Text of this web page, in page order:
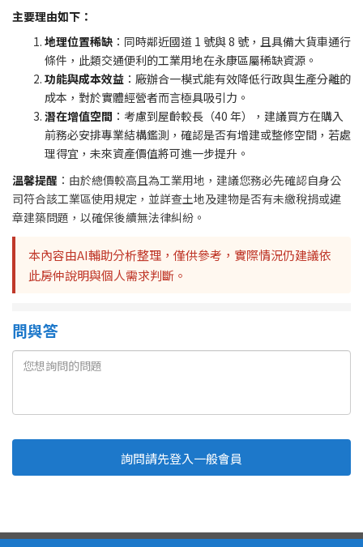
主要理由如下：
地理位置稀缺 ：同時鄰近國道 1 號與 8 號，且具備大貨車通行
條件，此類交通便利的工業用地在永康區屬稀缺資源。
功能與成本效益 ：廠辦合一模式能有效降低行政與生產分離的
成本，對於實體經營者而言極具吸引力。
潛在增值空間 ：考慮到屋齡較長（40 年），建議買方在購入
前務必安排專業結構鑑測，確認是否有增建或整修空間，若處
理得宜，未來資產價值將可進一步提升。
溫馨提醒 ：由於總價較高且為工業用地，建議您務必先確認自身公
司符合該工業區使用規定，並詳查土地及建物是否有未繳稅捐或違
章建築問題，以確保後續無法律糾紛。
本內容由AI輔助分析整理，僅供參考，實際情況仍建議依
此房仲說明與個人需求判斷。
問與答
詢問請先登入一般會員